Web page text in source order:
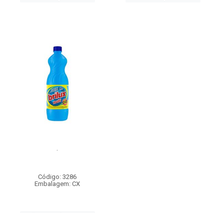
.
Código: 3286
Embalagem: CX